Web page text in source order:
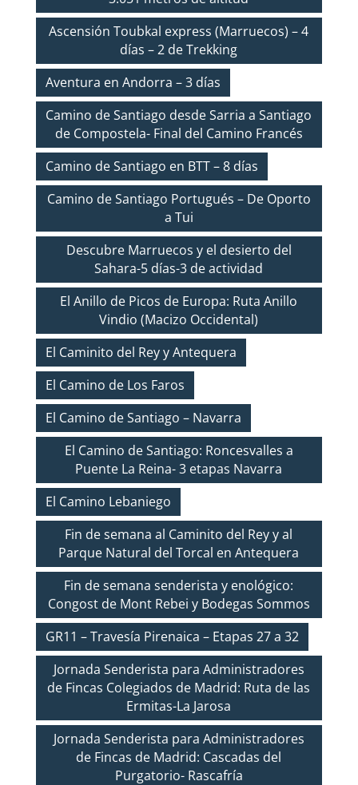
Ascensión Toubkal express (Marruecos) – 4
días – 2 de Trekking
Aventura en Andorra – 3 días
Camino de Santiago desde Sarria a Santiago
de Compostela- Final del Camino Francés
Camino de Santiago en BTT – 8 días
Camino de Santiago Portugués – De Oporto
a Tui
Descubre Marruecos y el desierto del
Sahara-5 días-3 de actividad
El Anillo de Picos de Europa: Ruta Anillo
Vindio (Macizo Occidental)
El Caminito del Rey y Antequera
El Camino de Los Faros
El Camino de Santiago – Navarra
El Camino de Santiago: Roncesvalles a
Puente La Reina- 3 etapas Navarra
El Camino Lebaniego
Fin de semana al Caminito del Rey y al
Parque Natural del Torcal en Antequera
Fin de semana senderista y enológico:
Congost de Mont Rebei y Bodegas Sommos
GR11 – Travesía Pirenaica – Etapas 27 a 32
Jornada Senderista para Administradores
de Fincas Colegiados de Madrid: Ruta de las
Ermitas-La Jarosa
Jornada Senderista para Administradores
de Fincas de Madrid: Cascadas del
Purgatorio- Rascafría